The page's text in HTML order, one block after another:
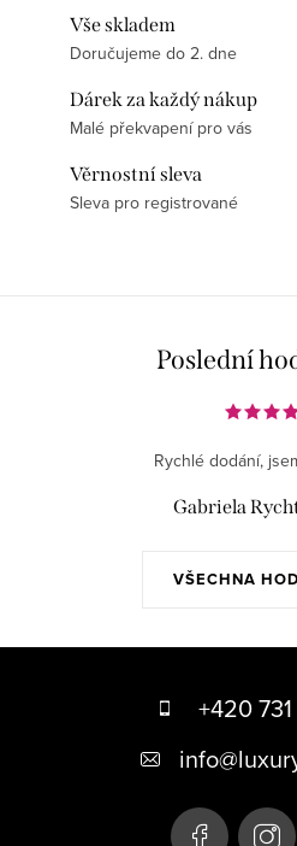
Vše skladem
Doručujeme do 2. dne
Dárek za každý nákup
Malé překvapení pro vás
Věrnostní sleva
Sleva pro registrované
Poslední
VŠECHNA
Rychlé dodání,
Gabriela
+420
info@